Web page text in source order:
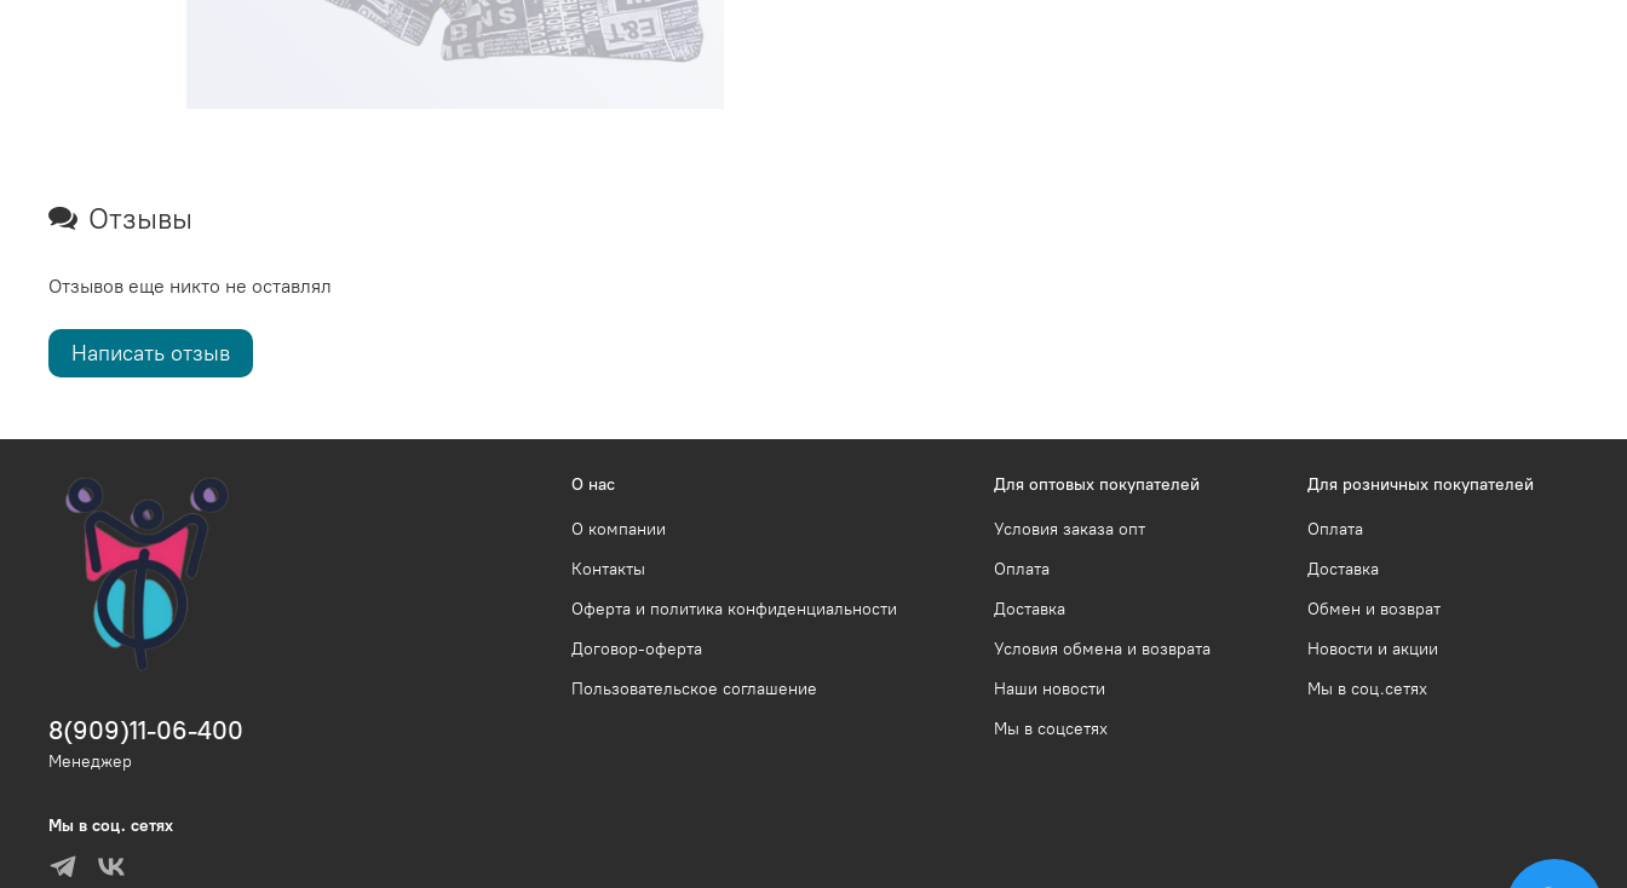
Отзывы
Отзывов еще никто не оставлял
Написать отзыв
О нас
О компании
Контакты
Оферта и политика конфиденциальности
Договор-оферта
Пользовательское соглашение
Для оптовых покупателей
Условия заказа опт
Оплата
Доставка
Условия обмена и возврата
Наши новости
Мы в соцсетях
Для розничных покупателей
Оплата
Доставка
Обмен и возврат
Новости и акции
Мы в соц.сетях
8(909)11-06-400
Менеджер
Мы в соц. сетях